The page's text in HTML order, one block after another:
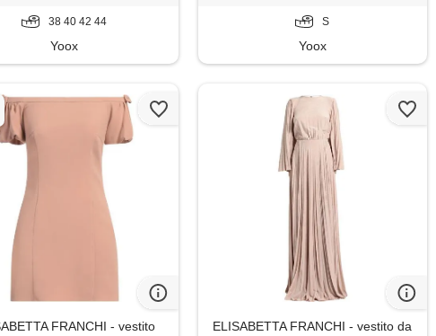
38 40 42 44
Yoox
S
Yoox
FRANCHI - vestito
ELISABETTA FRANCHI - vestito da